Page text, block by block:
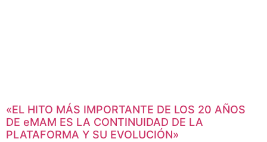
«EL HITO MÁS IMPORTANTE DE LOS 20 AÑOS
DE eMAM ES LA CONTINUIDAD DE LA
PLATAFORMA Y SU EVOLUCIÓN»